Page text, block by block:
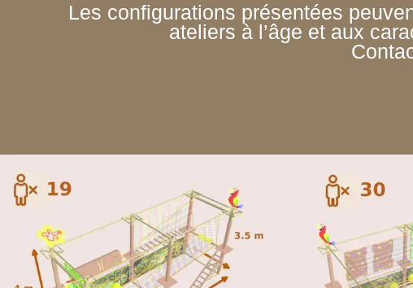
Les configurations présentées
ateliers à l’âge et aux